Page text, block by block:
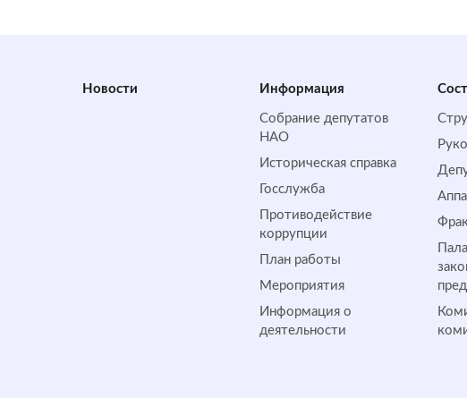
Новости Информация
Собрание депутатов
НАО
Историческая справка
Госслужба
Противодействие
коррупции
План работы
Мероприятия
Информация о
деятельности